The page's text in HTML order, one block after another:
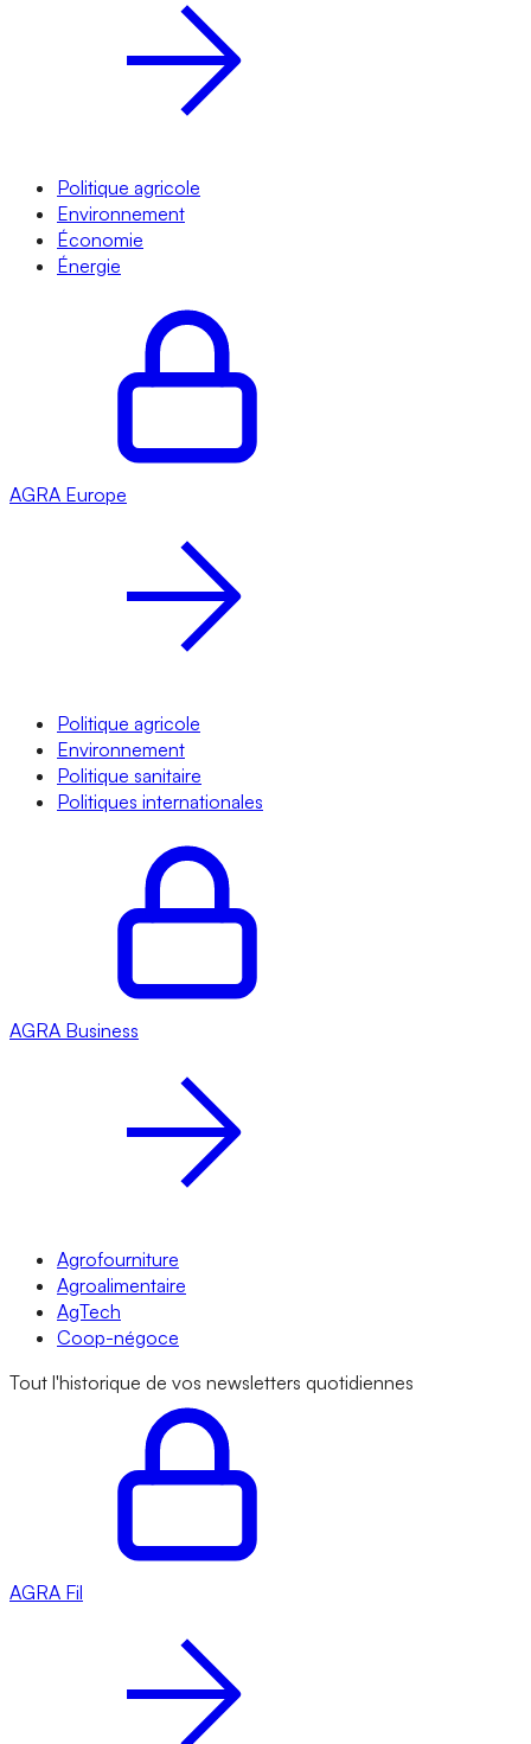
Politique agricole
Environnement
Économie
Énergie
AGRA Europe
Politique agricole
Environnement
Politique sanitaire
Politiques internationales
AGRA Business
Agrofourniture
Agroalimentaire
AgTech
Coop-négoce
Tout l'historique de vos newsletters quotidiennes
AGRA Fil